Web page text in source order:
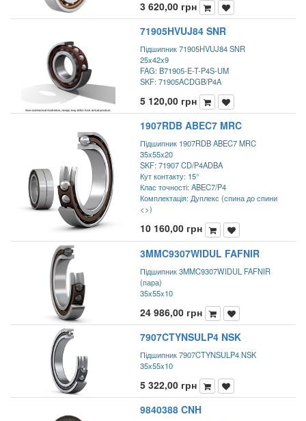
3 620,00 грн
71905HVUJ84 SNR
Підшипник 71905HVUJ84 SNR
25x42x9
FAG: B71905-E-T-P4S-UM
SKF: 71905ACDGB/P4A
5 120,00 грн
1907RDB ABEC7 MRC
Підшипник 1907RDB ABEC7 MRC
35x55x20
SKF: 71907 CD/P4ADBA
Кут контакту: 15°
Клас точності: ABEC7/P4
Комплектація: Дуплекс (спина до спини
<>)
10 160,00 грн
3MMC9307WIDUL FAFNIR
Підшипник 3MMC9307WIDUL FAFNIR
(пара)
35x55x10
24 986,00 грн
7907CTYNSULP4 NSK
Підшипник 7907CTYNSULP4 NSK
35x55x10
5 322,00 грн
9840388 CNH